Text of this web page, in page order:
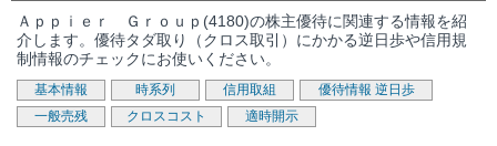
Ａｐｐｉｅｒ Ｇｒｏｕｐ(4180)の株主優待に関連する情報を紹
介します。優待タダ取り（クロス取引）にかかる逆日歩や信用規
制情報のチェックにお使いください。
基本情報 時系列 信用取組 優待情報 逆日歩
一般売残
クロスコスト 適時開示